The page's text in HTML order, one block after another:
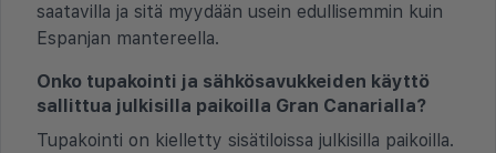
saatavilla ja sitä myydään usein edullisemmin kuin
Espanjan mantereella.
Onko tupakointi ja sähkösavukkeiden käyttö
sallittua julkisilla paikoilla Gran Canarialla?
Tupakointi on kielletty sisätiloissa julkisilla paikoilla.